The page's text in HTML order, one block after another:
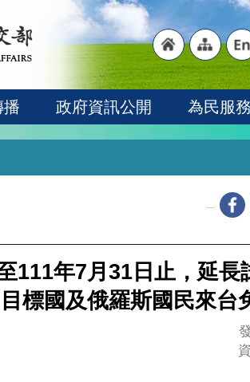
首頁
"網
站導
"英
文
播 政府資訊公開 為民服務
111年7月31日止，延長
標國及俄羅斯國民來台